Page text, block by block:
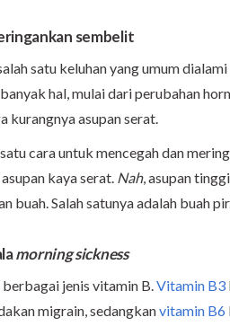
sembelit
satu keluhan yang umum
hal, mulai dari perubahan
kurangnya asupan serat.
cara untuk mencegah dan
kaya serat. Nah, asupan
buah. Salah satunya adalah buah
morning sickness
jenis vitamin B.Vitamin B3
migrain, sedangkanvitamin B6